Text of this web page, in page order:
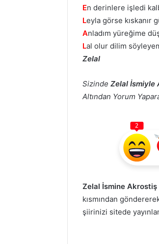
En derinlere işledi
Leyla görse kıskanır
Anladım yüreğime
Lal olur dilim
Zelal
Sizinde Zelal İsmiyle
Altından Yorum
2
Zelal İsmine Akrostiş
kısmından
şiirinizi sitede